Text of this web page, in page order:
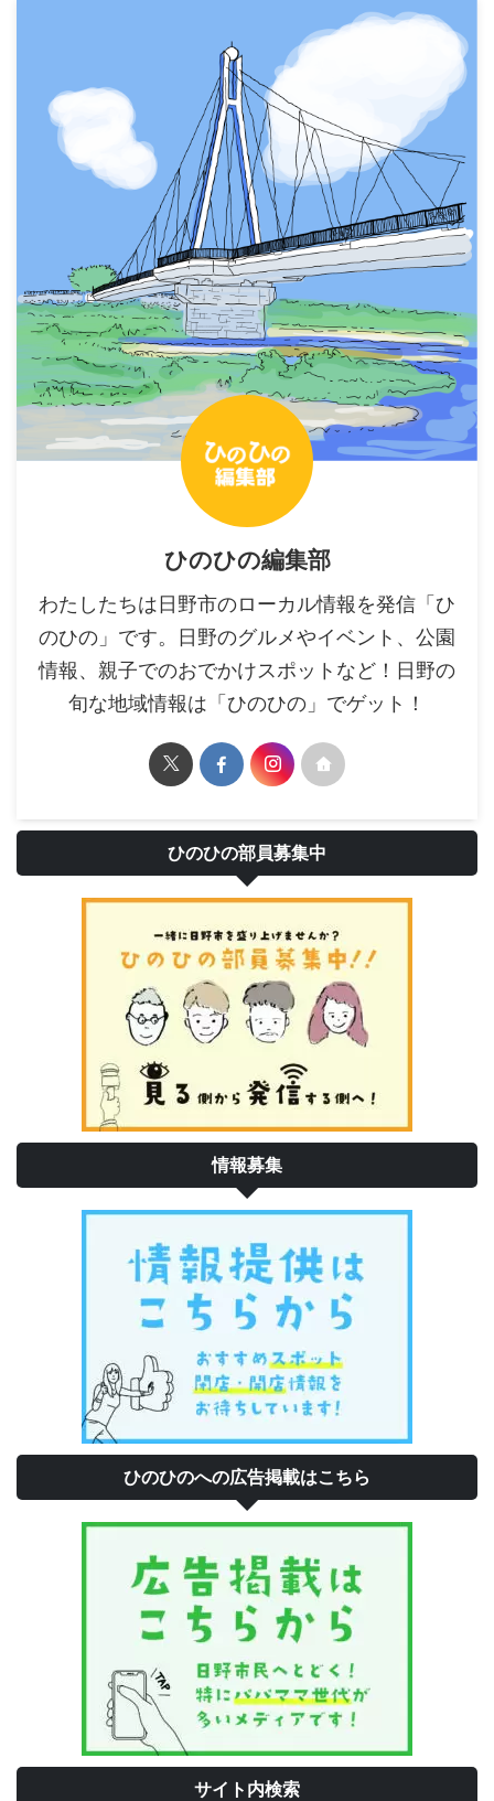
ひのひの編集部
わたしたちは日野市のローカル情報を発信「ひ
のひの」です。日野のグルメやイベント、公園
情報、親子でのおでかけスポットなど！日野の
旬な地域情報は「ひのひの」でゲット！
ひのひの部員募集中
情報募集
ひのひのへの広告掲載はこちら
サイト内検索